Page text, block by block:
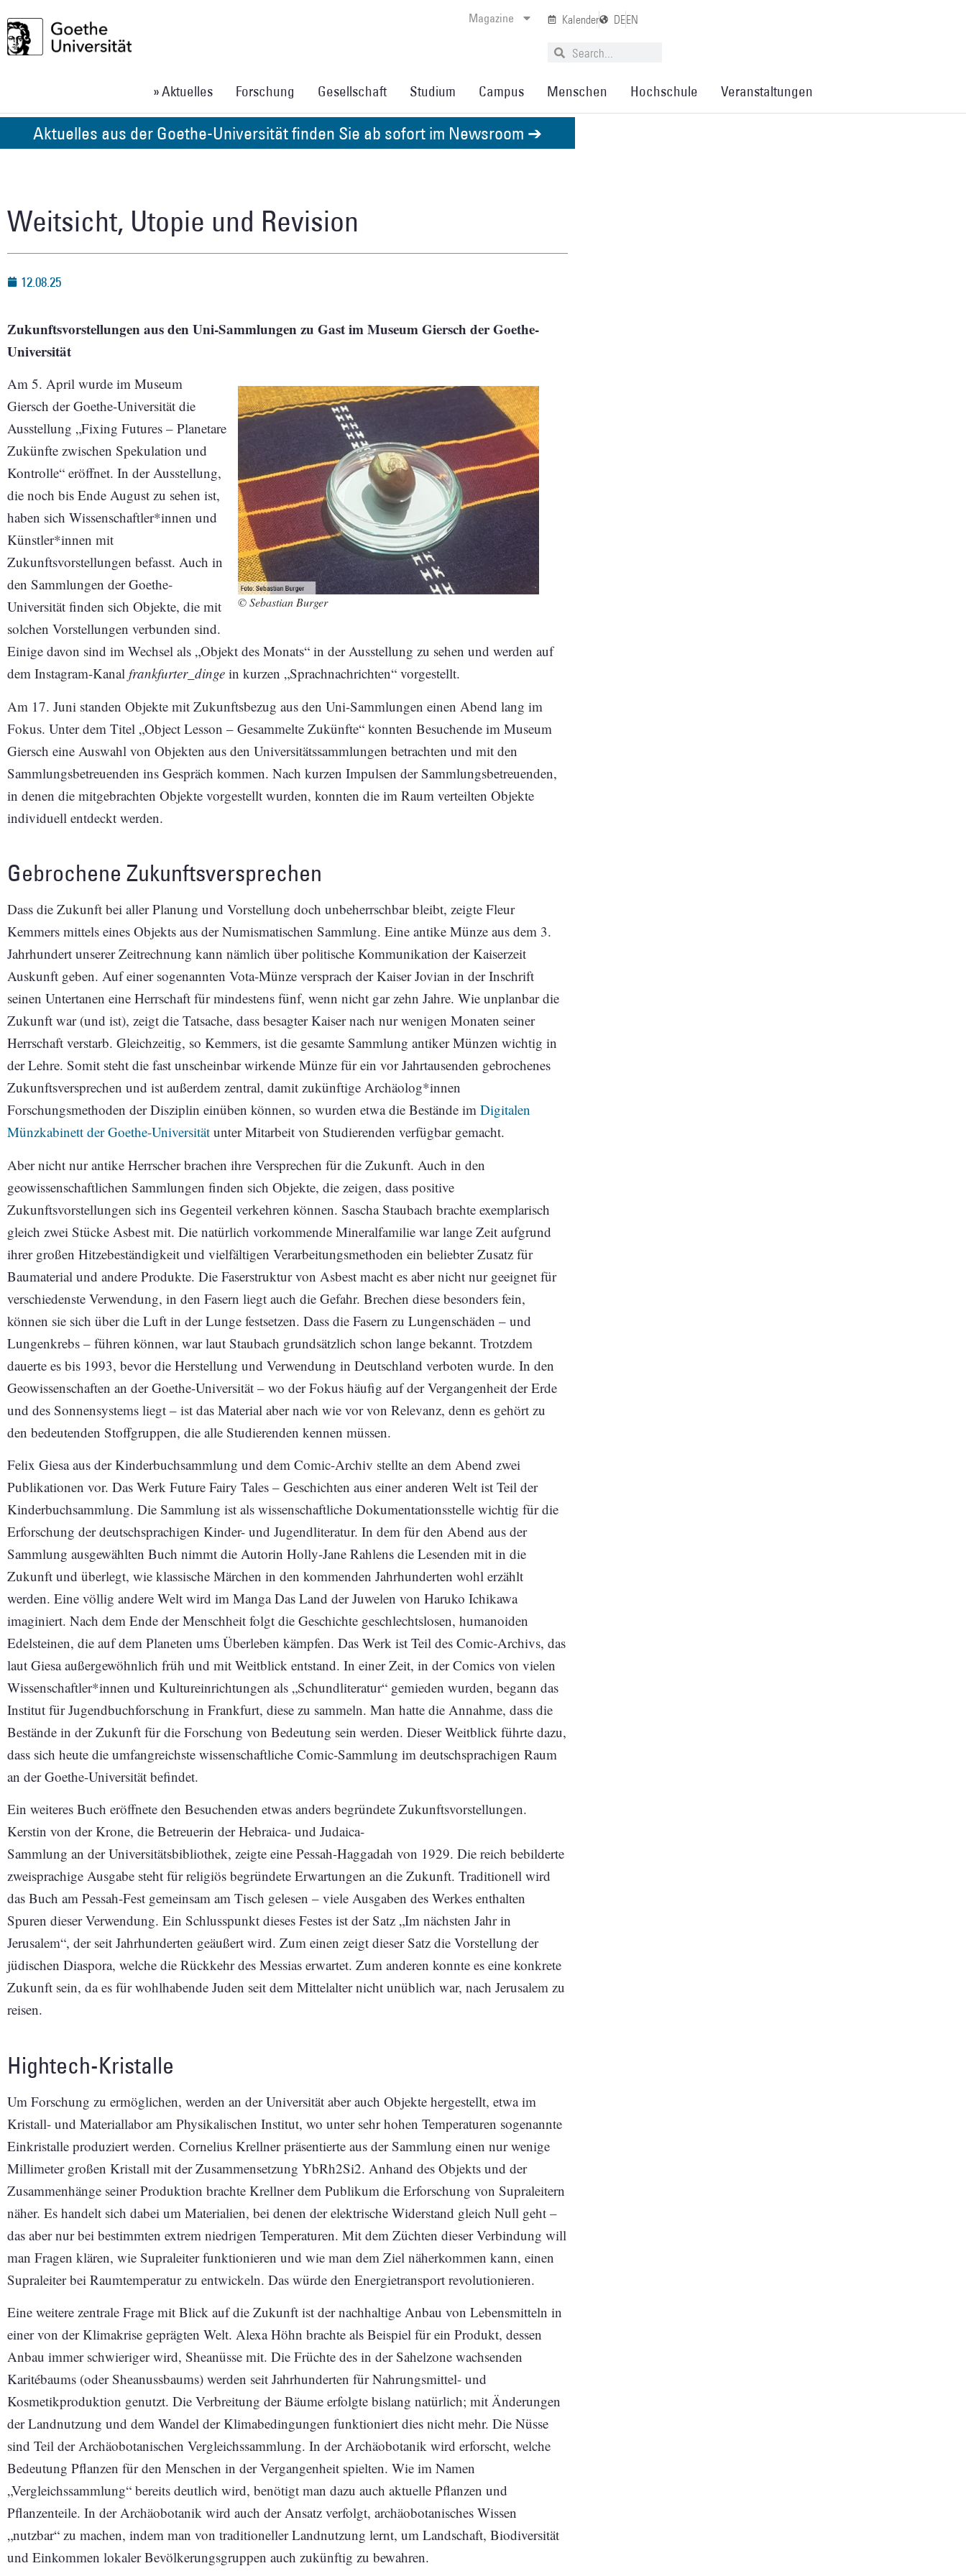
Magazine Kalender DEEN
» Aktuelles Forschung Gesellschaft Studium Campus Menschen Hochschule Veranstaltungen
Aktuelles aus der Goethe-Universität finden Sie ab sofort im Newsroom ➔
Weitsicht, Utopie und Revision
12.08.25
Zukunftsvorstellungen aus den Uni-Sammlungen zu Gast im Museum Giersch der Goethe-
Universität
© Sebastian Burger
Am 5. April wurde im Museum
Giersch der Goethe-Universität die
Ausstellung „Fixing Futures – Planetare
Zukünfte zwischen Spekulation und
Kontrolle“ eröffnet. In der Ausstellung,
die noch bis Ende August zu sehen ist,
haben sich Wissenschaftler*innen und
Künstler*innen mit
Zukunftsvorstellungen befasst. Auch in
den Sammlungen der Goethe-
Universität finden sich Objekte, die mit
solchen Vorstellungen verbunden sind.
Einige davon sind im Wechsel als „Objekt des Monats“ in der Ausstellung zu sehen und werden auf
dem Instagram-Kanal frankfurter_dinge in kurzen „Sprachnachrichten“ vorgestellt.
Am 17. Juni standen Objekte mit Zukunftsbezug aus den Uni-Sammlungen einen Abend lang im
Fokus. Unter dem Titel „Object Lesson – Gesammelte Zukünfte“ konnten Besuchende im Museum
Giersch eine Auswahl von Objekten aus den Universitätssammlungen betrachten und mit den
Sammlungsbetreuenden ins Gespräch kommen. Nach kurzen Impulsen der Sammlungsbetreuenden,
in denen die mitgebrachten Objekte vorgestellt wurden, konnten die im Raum verteilten Objekte
individuell entdeckt werden.
Gebrochene Zukunftsversprechen
Dass die Zukunft bei aller Planung und Vorstellung doch unbeherrschbar bleibt, zeigte Fleur
Kemmers mittels eines Objekts aus der Numismatischen Sammlung. Eine antike Münze aus dem 3.
Jahrhundert unserer Zeitrechnung kann nämlich über politische Kommunikation der Kaiserzeit
Auskunft geben. Auf einer sogenannten Vota-Münze versprach der Kaiser Jovian in der Inschrift
seinen Untertanen eine Herrschaft für mindestens fünf, wenn nicht gar zehn Jahre. Wie unplanbar die
Zukunft war (und ist), zeigt die Tatsache, dass besagter Kaiser nach nur wenigen Monaten seiner
Herrschaft verstarb. Gleichzeitig, so Kemmers, ist die gesamte Sammlung antiker Münzen wichtig in
der Lehre. Somit steht die fast unscheinbar wirkende Münze für ein vor Jahrtausenden gebrochenes
Zukunftsversprechen und ist außerdem zentral, damit zukünftige Archäolog*innen
Forschungsmethoden der Disziplin einüben können, so wurden etwa die Bestände im Digitalen
Münzkabinett der Goethe-Universität unter Mitarbeit von Studierenden verfügbar gemacht.
Aber nicht nur antike Herrscher brachen ihre Versprechen für die Zukunft. Auch in den
geowissenschaftlichen Sammlungen finden sich Objekte, die zeigen, dass positive
Zukunftsvorstellungen sich ins Gegenteil verkehren können. Sascha Staubach brachte exemplarisch
gleich zwei Stücke Asbest mit. Die natürlich vorkommende Mineralfamilie war lange Zeit aufgrund
ihrer großen Hitzebeständigkeit und vielfältigen Verarbeitungsmethoden ein beliebter Zusatz für
Baumaterial und andere Produkte. Die Faserstruktur von Asbest macht es aber nicht nur geeignet für
verschiedenste Verwendung, in den Fasern liegt auch die Gefahr. Brechen diese besonders fein,
können sie sich über die Luft in der Lunge festsetzen. Dass die Fasern zu Lungenschäden – und
Lungenkrebs – führen können, war laut Staubach grundsätzlich schon lange bekannt. Trotzdem
dauerte es bis 1993, bevor die Herstellung und Verwendung in Deutschland verboten wurde. In den
Geowissenschaften an der Goethe-Universität – wo der Fokus häufig auf der Vergangenheit der Erde
und des Sonnensystems liegt – ist das Material aber nach wie vor von Relevanz, denn es gehört zu
den bedeutenden Stoffgruppen, die alle Studierenden kennen müssen.
Felix Giesa aus der Kinderbuchsammlung und dem Comic-Archiv stellte an dem Abend zwei
Publikationen vor. Das Werk Future Fairy Tales – Geschichten aus einer anderen Welt ist Teil der
Kinderbuchsammlung. Die Sammlung ist als wissenschaftliche Dokumentationsstelle wichtig für die
Erforschung der deutschsprachigen Kinder- und Jugendliteratur. In dem für den Abend aus der
Sammlung ausgewählten Buch nimmt die Autorin Holly-Jane Rahlens die Lesenden mit in die
Zukunft und überlegt, wie klassische Märchen in den kommenden Jahrhunderten wohl erzählt
werden. Eine völlig andere Welt wird im Manga Das Land der Juwelen von Haruko Ichikawa
imaginiert. Nach dem Ende der Menschheit folgt die Geschichte geschlechtslosen, humanoiden
Edelsteinen, die auf dem Planeten ums Überleben kämpfen. Das Werk ist Teil des Comic-Archivs, das
laut Giesa außergewöhnlich früh und mit Weitblick entstand. In einer Zeit, in der Comics von vielen
Wissenschaftler*innen und Kultureinrichtungen als „Schundliteratur“ gemieden wurden, begann das
Institut für Jugendbuchforschung in Frankfurt, diese zu sammeln. Man hatte die Annahme, dass die
Bestände in der Zukunft für die Forschung von Bedeutung sein werden. Dieser Weitblick führte dazu,
dass sich heute die umfangreichste wissenschaftliche Comic-Sammlung im deutschsprachigen Raum
an der Goethe-Universität befindet.
Ein weiteres Buch eröffnete den Besuchenden etwas anders begründete Zukunftsvorstellungen.
Kerstin von der Krone, die Betreuerin der Hebraica- und Judaica-
Sammlung an der Universitätsbibliothek, zeigte eine Pessah-Haggadah von 1929. Die reich bebilderte
zweisprachige Ausgabe steht für religiös begründete Erwartungen an die Zukunft. Traditionell wird
das Buch am Pessah-Fest gemeinsam am Tisch gelesen – viele Ausgaben des Werkes enthalten
Spuren dieser Verwendung. Ein Schlusspunkt dieses Festes ist der Satz „Im nächsten Jahr in
Jerusalem“, der seit Jahrhunderten geäußert wird. Zum einen zeigt dieser Satz die Vorstellung der
jüdischen Diaspora, welche die Rückkehr des Messias erwartet. Zum anderen konnte es eine konkrete
Zukunft sein, da es für wohlhabende Juden seit dem Mittelalter nicht unüblich war, nach Jerusalem zu
reisen.
Hightech-Kristalle
Um Forschung zu ermöglichen, werden an der Universität aber auch Objekte hergestellt, etwa im
Kristall- und Materiallabor am Physikalischen Institut, wo unter sehr hohen Temperaturen sogenannte
Einkristalle produziert werden. Cornelius Krellner präsentierte aus der Sammlung einen nur wenige
Millimeter großen Kristall mit der Zusammensetzung YbRh2Si2. Anhand des Objekts und der
Zusammenhänge seiner Produktion brachte Krellner dem Publikum die Erforschung von Supraleitern
näher. Es handelt sich dabei um Materialien, bei denen der elektrische Widerstand gleich Null geht –
das aber nur bei bestimmten extrem niedrigen Temperaturen. Mit dem Züchten dieser Verbindung will
man Fragen klären, wie Supraleiter funktionieren und wie man dem Ziel näherkommen kann, einen
Supraleiter bei Raumtemperatur zu entwickeln. Das würde den Energietransport revolutionieren.
Eine weitere zentrale Frage mit Blick auf die Zukunft ist der nachhaltige Anbau von Lebensmitteln in
einer von der Klimakrise geprägten Welt. Alexa Höhn brachte als Beispiel für ein Produkt, dessen
Anbau immer schwieriger wird, Sheanüsse mit. Die Früchte des in der Sahelzone wachsenden
Karitébaums (oder Sheanussbaums) werden seit Jahrhunderten für Nahrungsmittel- und
Kosmetikproduktion genutzt. Die Verbreitung der Bäume erfolgte bislang natürlich; mit Änderungen
der Landnutzung und dem Wandel der Klimabedingungen funktioniert dies nicht mehr. Die Nüsse
sind Teil der Archäobotanischen Vergleichssammlung. In der Archäobotanik wird erforscht, welche
Bedeutung Pflanzen für den Menschen in der Vergangenheit spielten. Wie im Namen
„Vergleichssammlung“ bereits deutlich wird, benötigt man dazu auch aktuelle Pflanzen und
Pflanzenteile. In der Archäobotanik wird auch der Ansatz verfolgt, archäobotanisches Wissen
„nutzbar“ zu machen, indem man von traditioneller Landnutzung lernt, um Landschaft, Biodiversität
und Einkommen lokaler Bevölkerungsgruppen auch zukünftig zu bewahren.